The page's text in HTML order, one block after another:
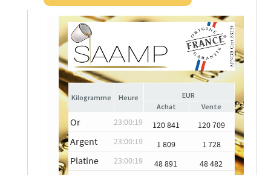
Heure
EUR
Achat
Vente
Or 23:00:19 120 841 120 709
Argent 23:00:19 1 809 1 728
Platine 23:00:19 48 891 48 482